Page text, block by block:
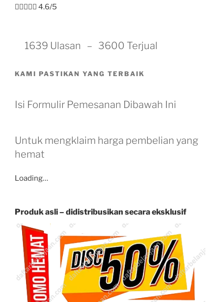
 4.6/5
1639 Ulasan – 3600 Terjual
KAMI PASTIKAN YANG TERBAIK
Isi Formulir Pemesanan Dibawah Ini
Untuk mengklaim harga pembelian yang
hemat
Loading…
Produk asli – didistribusikan secara eksklusif